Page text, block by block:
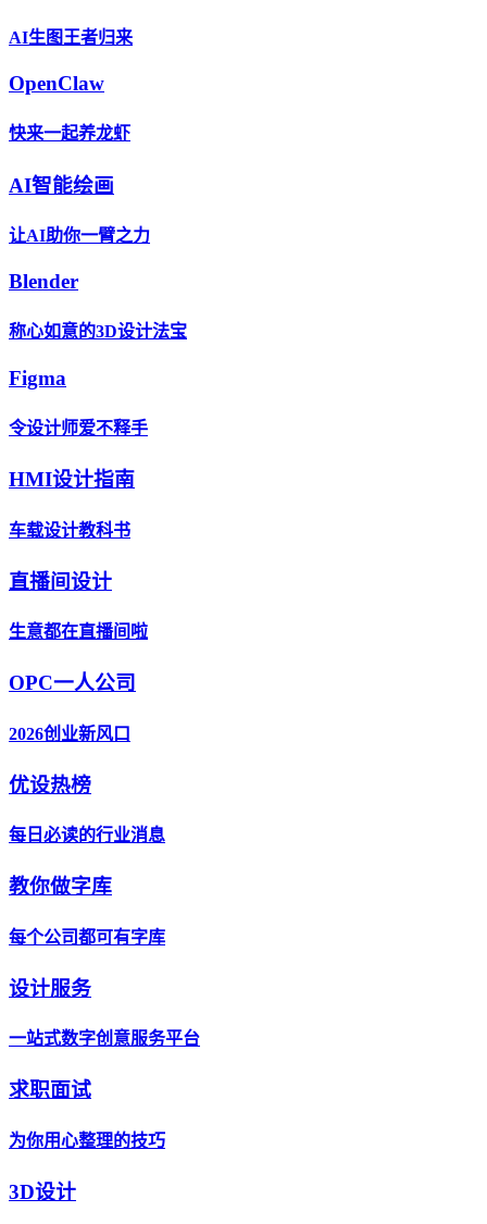
AI生图王者归来
OpenClaw
快来一起养龙虾
AI智能绘画
让AI助你一臂之力
Blender
称心如意的3D设计法宝
Figma
令设计师爱不释手
HMI设计指南
车载设计教科书
直播间设计
生意都在直播间啦
OPC一人公司
2026创业新风口
优设热榜
每日必读的行业消息
教你做字库
每个公司都可有字库
设计服务
一站式数字创意服务平台
求职面试
为你用心整理的技巧
3D设计